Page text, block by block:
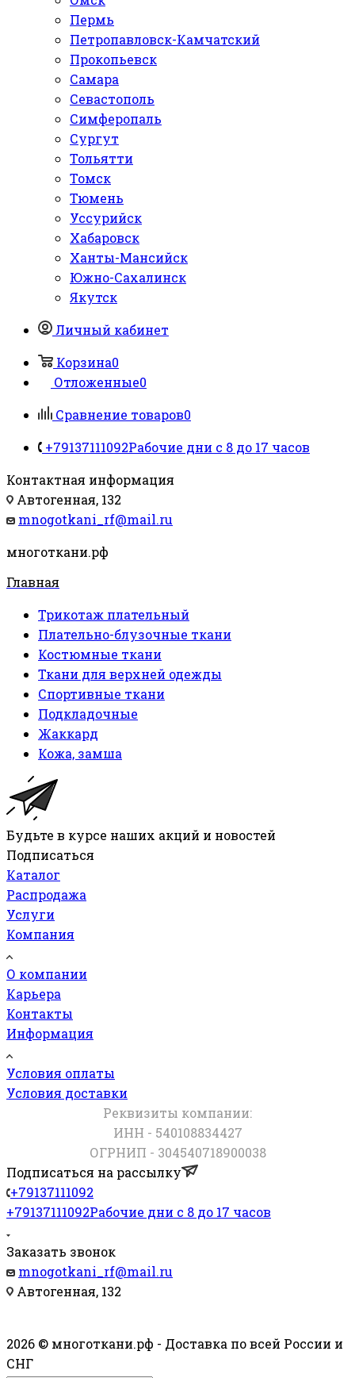
Пермь
Петропавловск-Камчатский
Прокопьевск
Самара
Севастополь
Симферопаль
Сургут
Тольятти
Томск
Тюмень
Уссурийск
Хабаровск
Ханты-Мансийск
Южно-Сахалинск
Якутск
Личный кабинет
Корзина0
Отложенные0
Сравнение товаров0
+79137111092Рабочие дни с 8 до 17 часов
Контактная информация
Автогенная, 132
mnogotkani_rf@mail.ru
многоткани.рф
Главная
Трикотаж плательный
Плательно-блузочные ткани
Костюмные ткани
Ткани для верхней одежды
Спортивные ткани
Подкладочные
Жаккард
Кожа, замша
Будьте в курсе наших акций и новостей
Подписаться
Каталог
Распродажа
Услуги
Компания
О компании
Карьера
Контакты
Информация
Условия оплаты
Условия доставки
Реквизиты компании:
ИНН - 540108834427
ОГРНИП - 304540718900038
Подписаться на рассылку
+79137111092
+79137111092Рабочие дни с 8 до 17 часов
Заказать звонок
mnogotkani_rf@mail.ru
Автогенная, 132
2026 © многоткани.рф - Доставка по всей России и
СНГ